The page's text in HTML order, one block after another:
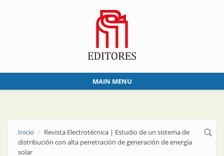
MAIN MENU
Inicio
Revista Electrotécnica | Estudio de un sistema de
distribución con alta penetración de generación de energía
solar